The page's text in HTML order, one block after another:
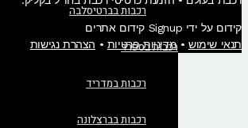
רכבות בברטיסלבה
רכבות בספרד
רכבות במדריד
רכבות בברצלונה
קידום על ידי Signup קידום אתרים
תנאי שימוש •מדיניות פרטיות • הצהרת נגישות